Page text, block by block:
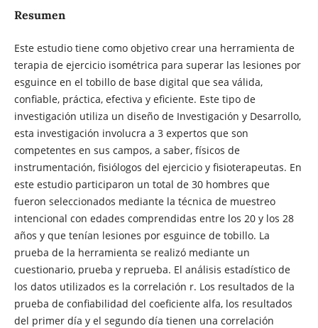
Resumen
Este estudio tiene como objetivo crear una herramienta de
terapia de ejercicio isométrica para superar las lesiones por
esguince en el tobillo de base digital que sea válida,
confiable, práctica, efectiva y eficiente. Este tipo de
investigación utiliza un diseño de Investigación y Desarrollo,
esta investigación involucra a 3 expertos que son
competentes en sus campos, a saber, físicos de
instrumentación, fisiólogos del ejercicio y fisioterapeutas. En
este estudio participaron un total de 30 hombres que
fueron seleccionados mediante la técnica de muestreo
intencional con edades comprendidas entre los 20 y los 28
años y que tenían lesiones por esguince de tobillo. La
prueba de la herramienta se realizó mediante un
cuestionario, prueba y reprueba. El análisis estadístico de
los datos utilizados es la correlación r. Los resultados de la
prueba de confiabilidad del coeficiente alfa, los resultados
del primer día y el segundo día tienen una correlación